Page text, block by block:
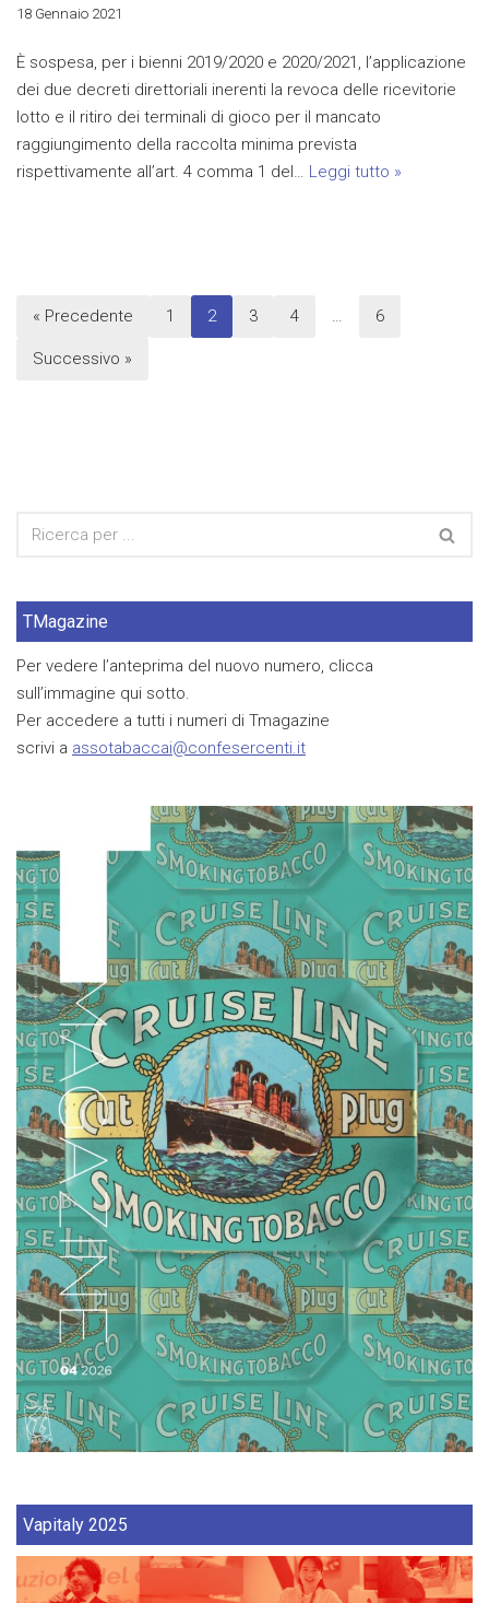
18 Gennaio 2021
È sospesa, per i bienni 2019/2020 e 2020/2021, l’applicazione
dei due decreti direttoriali inerenti la revoca delle ricevitorie
lotto e il ritiro dei terminali di gioco per il mancato
raggiungimento della raccolta minima prevista
rispettivamente all’art. 4 comma 1 del… Leggi tutto »
« Precedente 1 2 3 4 … 6
Successivo »
TMagazine
Per vedere l’anteprima del nuovo numero, clicca
sull’immagine qui sotto.
Per accedere a tutti i numeri di Tmagazine
scrivi a assotabaccai@confesercenti.it
Vapitaly 2025